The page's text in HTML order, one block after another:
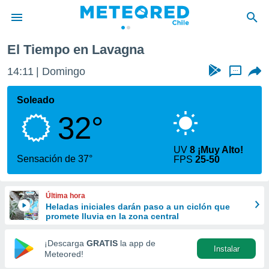
de
por
que se
calidad.
a este
las
y
forma
digital
basada
El Tiempo en Lavagna
14:11 Domingo ...
Soleado
32°
Sensación de 37°
UV8 ¡Muy Alto!
FPS25-50
Última hora
Heladas iniciales darán paso a un ciclón que
promete lluvia en la zona central
¡Descarga GRATIS la app de
Meteored!
Instalar